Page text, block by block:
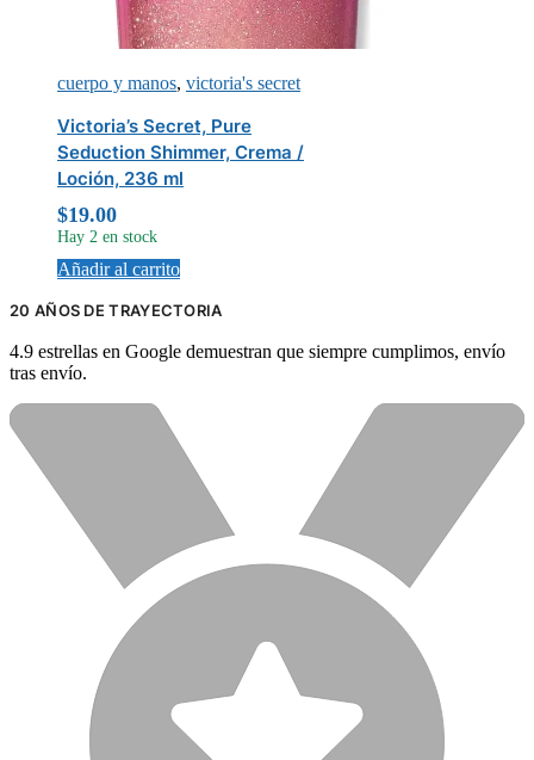
cuerpo y manos, victoria's secret
Victoria’s Secret, Pure
Seduction Shimmer, Crema /
Loción, 236 ml
$19.00
Hay 2 en stock
Añadir al carrito
20 AÑOS DE TRAYECTORIA
4.9 estrellas en Google demuestran que siempre cumplimos, envío
tras envío.